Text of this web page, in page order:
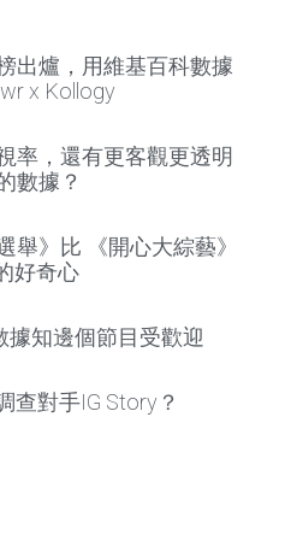
出爐，用維基百科數據
x Kollogy
率，還有更客觀更透明
數據？
舉》比 《開心大綜藝》
好奇心
據知邊個節目受歡迎
查對手IG Story？